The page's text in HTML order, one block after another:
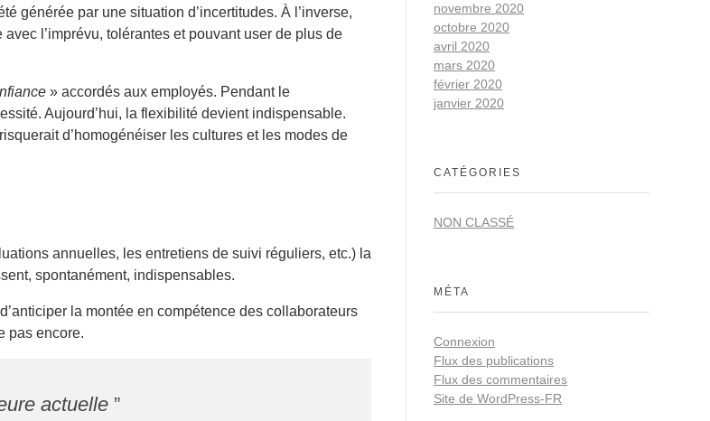
générée par une situation d’incertitudes. À l’inverse,
l’imprévu, tolérantes et pouvant user de plus de
» accordés aux employés. Pendant le
Aujourd’hui, la flexibilité devient indispensable.
d’homogénéiser les cultures et les modes de
annuelles, les entretiens de suivi réguliers, etc.) la
spontanément, indispensables.
la montée en compétence des collaborateurs
pas encore.
actuelle”
novembre 2020
octobre 2020
avril 2020
mars 2020
février 2020
janvier 2020
CATÉGORIES
NON CLASSÉ
MÉTA
Connexion
Flux des publications
Flux des commentaires
Site de WordPress-FR